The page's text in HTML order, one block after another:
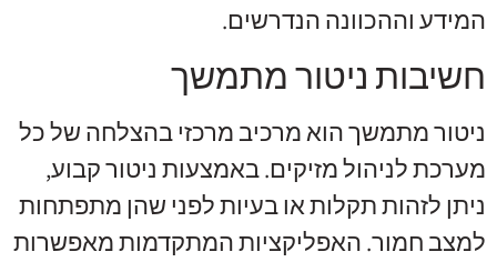
המידע וההכוונה הנדרשים.
חשיבות ניטור מתמשך
ניטור מתמשך הוא מרכיב מרכזי בהצלחה של כל
מערכת לניהול מזיקים. באמצעות ניטור קבוע,
ניתן לזהות תקלות או בעיות לפני שהן מתפתחות
למצב חמור. האפליקציות המתקדמות מאפשרות